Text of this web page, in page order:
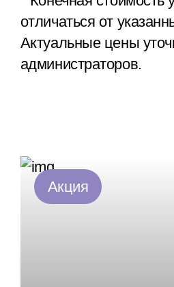
отличаться от
Актуальные цены
администраторов.
Акция